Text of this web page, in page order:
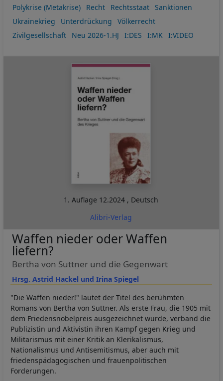
Polykrise (Metakrise)
Recht Rechtsstaat
Sanktionen
Ukrainekrieg
Unterdrückung
Völkerrecht
Zivilgesellschaft
Neu 2026-1.HJ I:DES I:MK I:VIDEO
1. Auflage 12.2024 , Deutsch
Alibri-Verlag
Hrsg. Astrid Hackel und Irina Spiegel
Waffen nieder oder Waffen
liefern?
Bertha von Suttner und die Gegenwart
"Die Waffen nieder!" lautet der Titel des berühmten
Romans von Bertha von Suttner. Als erste Frau, die 1905 mit
dem Friedensnobelpreis ausgezeichnet wurde, verband die
Publizistin und Aktivistin ihren Kampf gegen Krieg und
Militarismus mit einer Kritik an Klerikalismus,
Nationalismus und Antisemitismus, aber auch mit
friedenspädagogischen und frauenpolitischen
Forderungen.